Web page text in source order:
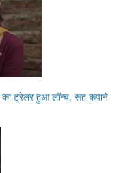
का ट्रेलर हुआ लॉन्च, रूह कपाने